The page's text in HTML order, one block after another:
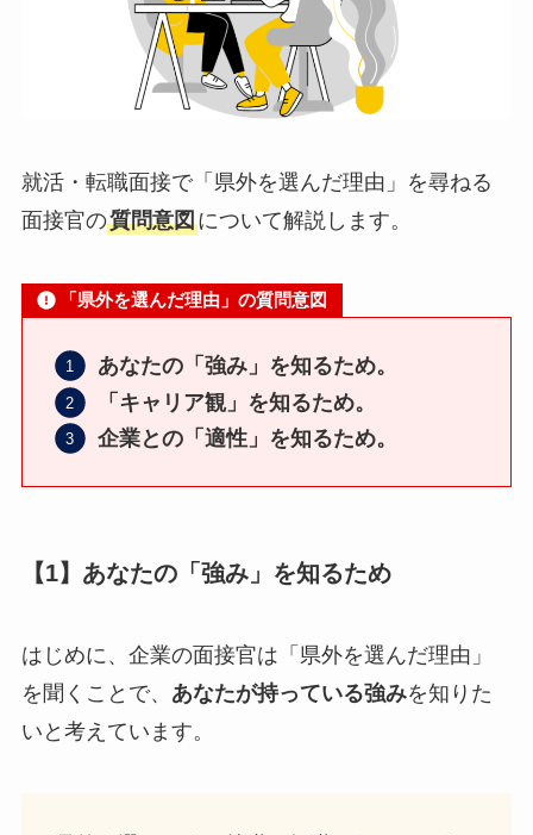
就活・転職面接で「県外を選んだ理由」を尋ねる
面接官の質問意図について解説します。
「県外を選んだ理由」の質問意図
あなたの「強み」を知るため。
「キャリア観」を知るため。
企業との「適性」を知るため。
【1】あなたの「強み」を知るため
はじめに、企業の面接官は「県外を選んだ理由」
を聞くことで、 あなたが持っている強みを知りた
いと考えています。